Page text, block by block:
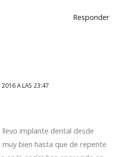
Responder
2016 A LAS 23:47
implante dental desde
bien hasta que de repente